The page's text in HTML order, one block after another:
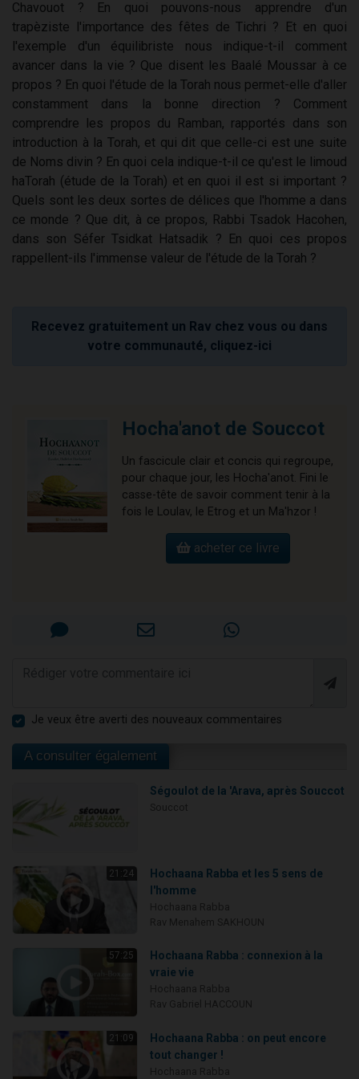
Chavouot ? En quoi pouvons-nous apprendre d'un
trapèziste l'importance des fêtes de Tichri ? Et en quoi
l'exemple d'un équilibriste nous indique-t-il comment
avancer dans la vie ? Que disent les Baalé Moussar à ce
propos ? En quoi l'étude de la Torah nous permet-elle d'aller
constamment dans la bonne direction ? Comment
comprendre les propos du Ramban, rapportés dans son
introduction à la Torah, et qui dit que celle-ci est une suite
de Noms divin ? En quoi cela indique-t-il ce qu'est le limoud
haTorah (étude de la Torah) et en quoi il est si important ?
Quels sont les deux sortes de délices que l'homme a dans
ce monde ? Que dit, à ce propos, Rabbi Tsadok Hacohen,
dans son Séfer Tsidkat Hatsadik ? En quoi ces propos
rappellent-ils l'immense valeur de l'étude de la Torah ?
Recevez gratuitement un Rav chez vous ou dans
votre communauté, cliquez-ici
Hocha'anot de Souccot
Un fascicule clair et concis qui regroupe,
pour chaque jour, les Hocha'anot. Fini le
casse-tête de savoir comment tenir à la
fois le Loulav, le Etrog et un Ma'hzor !
acheter ce livre
Je veux être averti des nouveaux commentaires
A consulter également
Ségoulot de la 'Arava, après Souccot
21:24
Hochaana Rabba et les 5 sens de
l'homme
57:25
Hochaana Rabba : connexion à la
vraie vie
21:09
Hochaana Rabba : on peut encore
tout changer !